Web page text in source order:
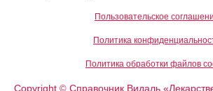
Пользовательское
Политика
Политика обработки файлов
Copyright ©Справочник Видаль